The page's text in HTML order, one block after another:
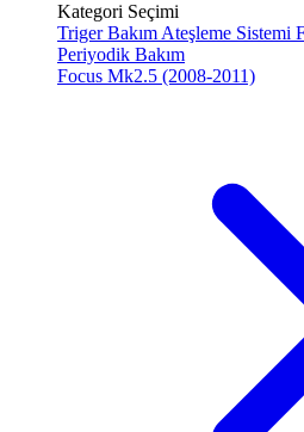
Kategori Seçimi
Triger Bakım Ateşleme Sistemi
Periyodik Bakım
Focus Mk2.5 (2008-2011)